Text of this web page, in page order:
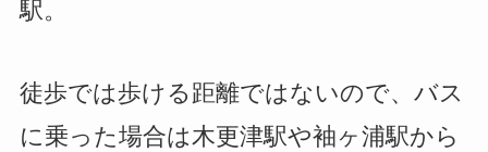
駅。
徒歩では歩ける距離ではないので、バス
に乗った場合は木更津駅や袖ヶ浦駅から